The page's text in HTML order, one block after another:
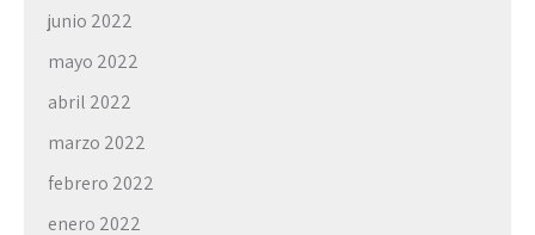
junio 2022
mayo 2022
abril 2022
marzo 2022
febrero 2022
enero 2022